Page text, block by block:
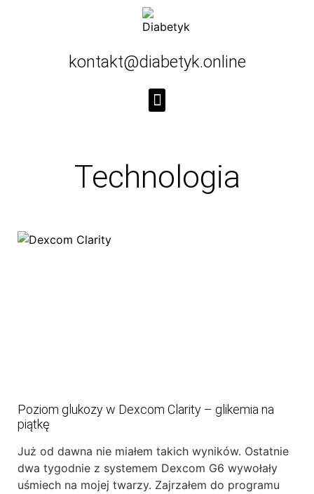
kontakt@diabetyk.online
Technologia
Poziom glukozy w Dexcom Clarity – glikemia na
piątkę
Już od dawna nie miałem takich wyników. Ostatnie
dwa tygodnie z systemem Dexcom G6 wywołały
uśmiech na mojej twarzy. Zajrzałem do programu